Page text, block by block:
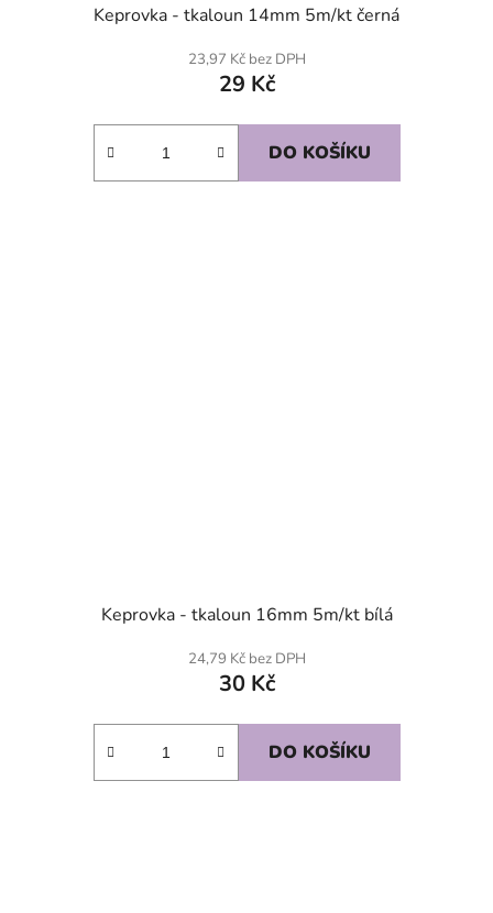
Keprovka - tkaloun 14mm 5m/kt černá
23,97 Kč bez DPH
29 Kč
DO KOŠÍKU
Keprovka - tkaloun 16mm 5m/kt bílá
24,79 Kč bez DPH
30 Kč
DO KOŠÍKU